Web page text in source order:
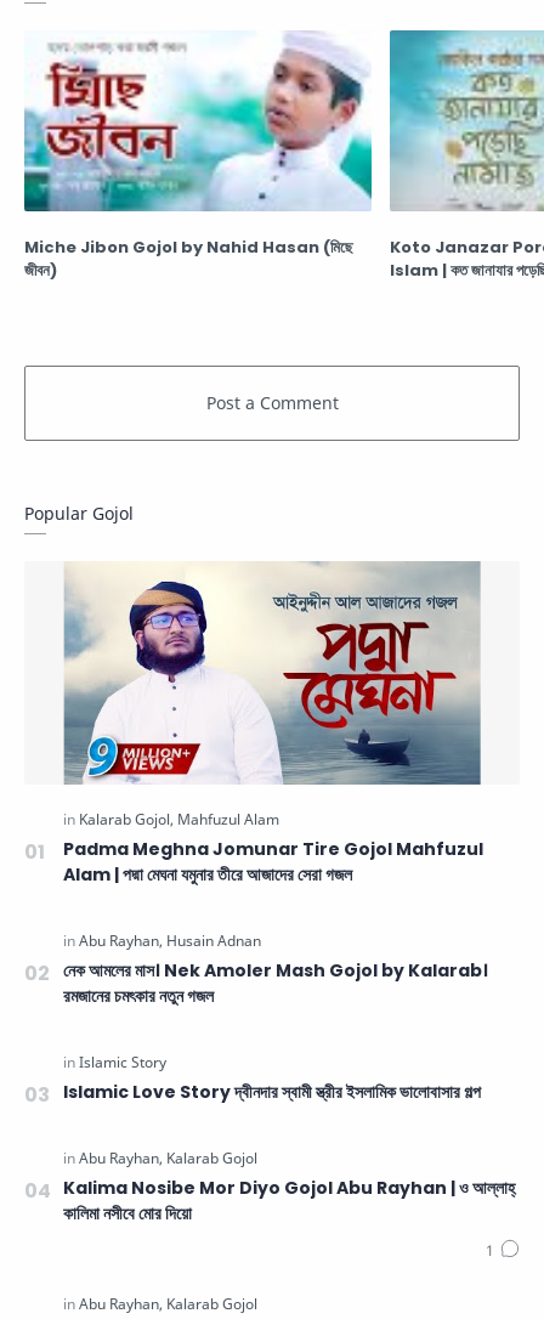
Miche Jibon Gojol by Nahid Hasan (মিছে
জীবন)
Koto Janazar
Islam | কত জানাযার পড়েছি
Popular Gojol
Padma Meghna Jomunar Tire Gojol Mahfuzul
Alam | পদ্মা মেঘনা যমুনার তীরে আজাদের সেরা গজল
নেক আমলের মাস। Nek Amoler Mash Gojol by Kalarab।
রমজানের চমৎকার নতুন গজল
Islamic Love Story দ্বীনদার স্বামী স্ত্রীর ইসলামিক ভালোবাসার গল্প
Kalima Nosibe Mor Diyo Gojol Abu Rayhan | ও আল্লাহ্‌
কালিমা নসীবে মোর দিয়ো